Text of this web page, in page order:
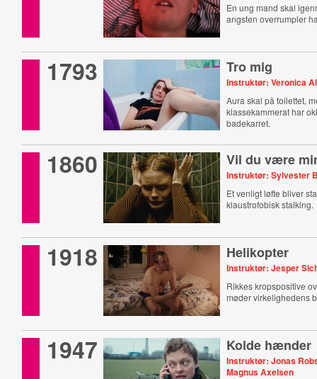
En ung mand skal
angsten overrumpler
1793 Tro mig
Instruktør: Veronica
Aura skal på toilettet,
klassekammerat har
badekarret.
1860 Vil du være
Instruktør: Sylvester
Et venligt løfte bliver
klaustrofobisk stalking.
1918 Helikopter
Instruktør: Jesper
Rikkes kropspositive
møder virkelighedens
1947 Kolde hænder
Instruktør: Jonas
Magnus Axelsen